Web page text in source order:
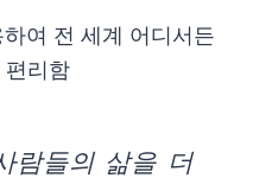
여 전 세계 어디서든
편리함
람들의 삶을 더